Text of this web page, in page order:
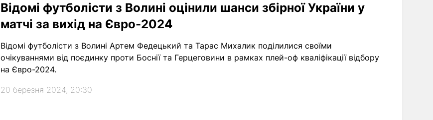
Відомі футболісти з Волині оцінили шанси збірної України у
матчі за вихід на Євро-2024
Відомі футболісти з Волині Артем Федецький та Тарас Михалик поділилися своїми
очікуваннями від поєдинку проти Боснії та Герцеговини в рамках плей-оф кваліфікації відбору
на Євро-2024.
20 березня 2024, 20:30